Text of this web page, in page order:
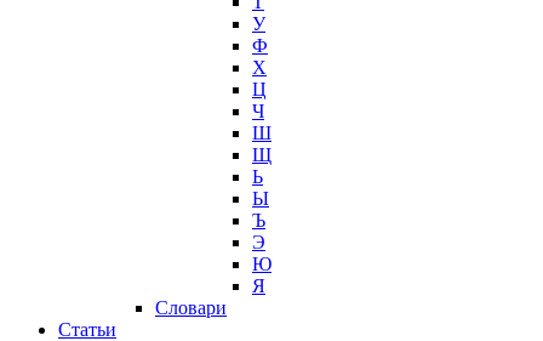
У
Ф
Х
Ц
Ч
Ш
Щ
Ь
Ы
Ъ
Э
Ю
Я
Cловари
Статьи